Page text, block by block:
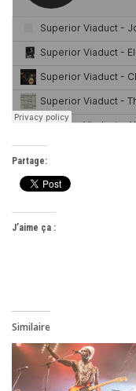
Partage:
J’aime ça :
Similaire